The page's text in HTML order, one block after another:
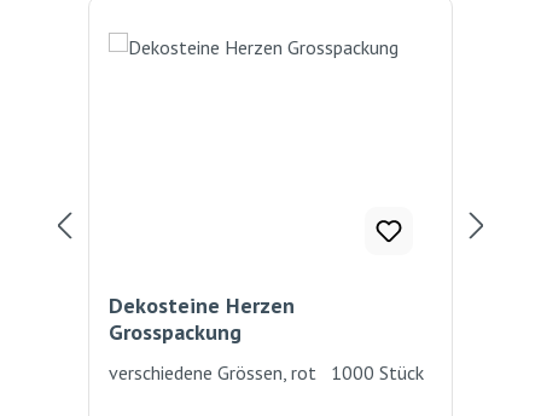
Dekosteine Herzen
Grosspackung
verschiedene Grössen, rot 1000 Stück